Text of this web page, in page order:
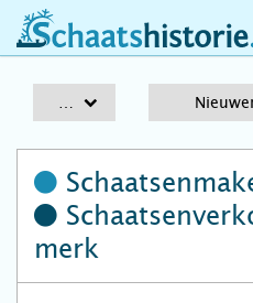
schaatshistorie.nl
merk